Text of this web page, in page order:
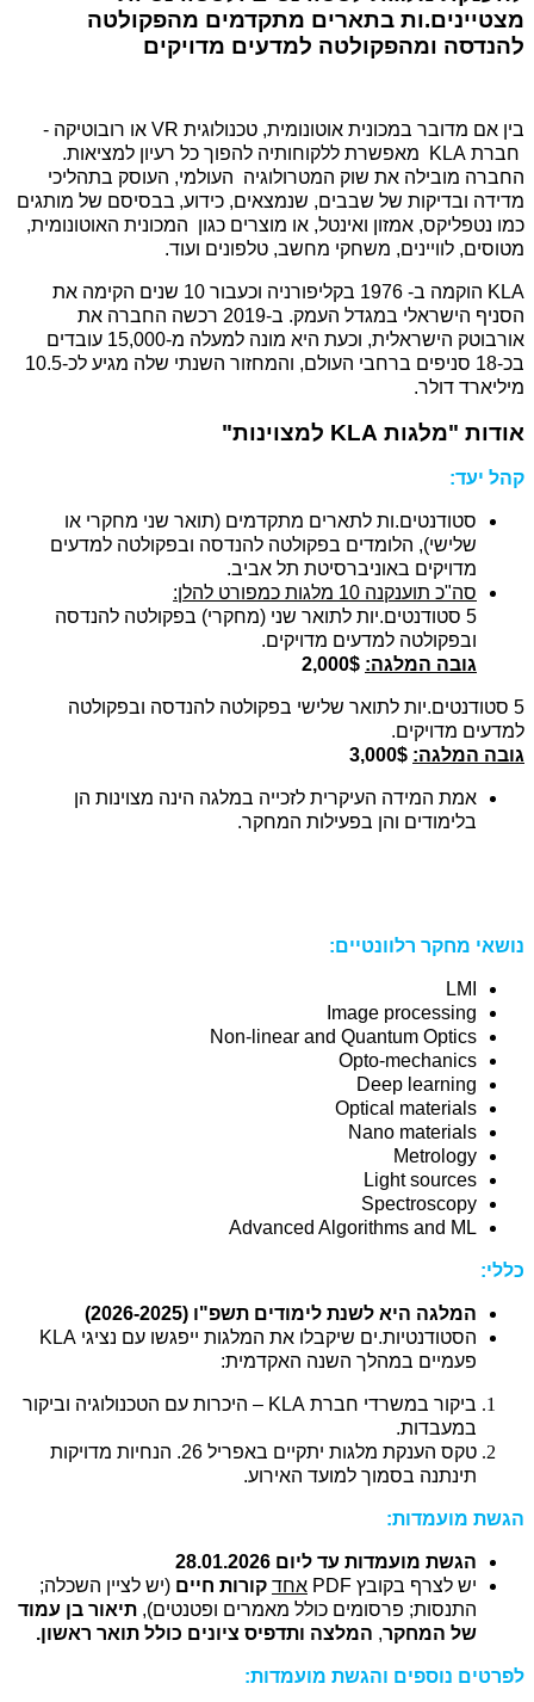
מצטיינים.ות בתארים מתקדמים מהפקולטה
להנדסה ומהפקולטה למדעים מדויקים
בין אם מדובר במכונית אוטונומית, טכנולוגית VR או רובוטיקה -
חברת KLA
מאפשרת ללקוחותיה להפוך כל רעיון למציאות.
החברה מובילה את שוק המטרולוגיה העולמי, העוסק בתהליכי
מדידה ובדיקות של שבבים, שנמצאים, כידוע, בבסיסם של מותגים
כמו נטפליקס, אמזון ואינטל, או מוצרים כגון המכונית האוטונומית,
מטוסים, לוויינים, משחקי מחשב, טלפונים ועוד.
KLA
הוקמה ב- 1976 בקליפורניה וכעבור 10 שנים הקימה את
הסניף הישראלי במגדל העמק. ב-2019 רכשה החברה את
אורבוטק הישראלית, וכעת היא מונה למעלה מ-15,000 עובדים
בכ-18 סניפים ברחבי העולם, והמחזור השנתי שלה מגיע לכ-10.5
מיליארד דולר.
אודות "מלגות KLA למצוינות"
קהל יעד:
סטודנטים.ות לתארים מתקדמים (תואר שני מחקרי או
שלישי), הלומדים בפקולטה להנדסה ובפקולטה למדעים
מדויקים באוניברסיטת תל אביב.
סה"כ תוענקנה 10 מלגות כמפורט להלן:
5 סטודנטים.יות לתואר שני (מחקרי) בפקולטה להנדסה
ובפקולטה למדעים מדויקים.
גובה המלגה:
5 סטודנטים.יות לתואר שלישי בפקולטה להנדסה ובפקולטה
למדעים מדויקים.
גובה המלגה:
אמת המידה העיקרית לזכייה במלגה הינה מצוינות הן
בלימודים והן בפעילות המחקר.
נושאי מחקר רלוונטיים:
LMI
Image processing
Non-linear and Quantum Optics
Opto-mechanics
Deep learning
Optical materials
Nano materials
Metrology
Light sources
Spectroscopy
Advanced Algorithms and ML
כללי:
המלגה היא לשנת לימודים תשפ"ו (2026-2025)
הסטודנטיות.ים שיקבלו את המלגות ייפגשו עם נציגי KLA
פעמיים במהלך השנה האקדמית:
ביקור במשרדי חברת KLA – היכרות עם הטכנולוגיה וביקור
במעבדות.
טקס הענקת מלגות יתקיים באפריל 26. הנחיות מדויקות
תינתנה בסמוך למועד האירוע.
הגשת מועמדות:
הגשת מועמדות עד ליום 28.01.2026
יש לצרף בקובץ PDF אחד קורות חיים (יש לציין השכלה;
התנסות; פרסומים כולל מאמרים ופטנטים), תיאור בן עמוד
של המחקר, המלצה ותדפיס ציונים כולל תואר ראשון.
לפרטים נוספים והגשת מועמדות: